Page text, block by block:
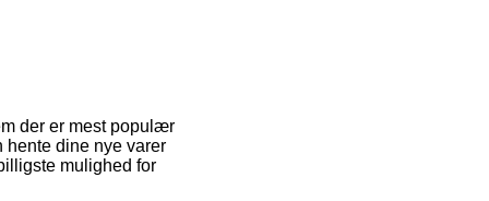
der er mest populær
hente dine nye varer
mulighed for